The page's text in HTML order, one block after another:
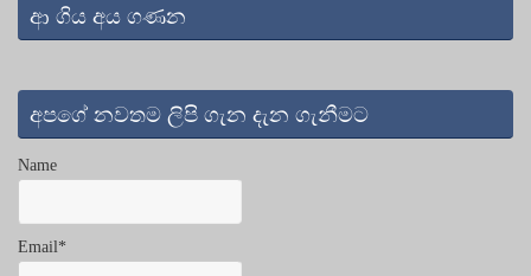
ආ ගිය අය ගණන
අපගේ නවතම ලිපි ගැන දැන ගැනීමට
Name
Email*